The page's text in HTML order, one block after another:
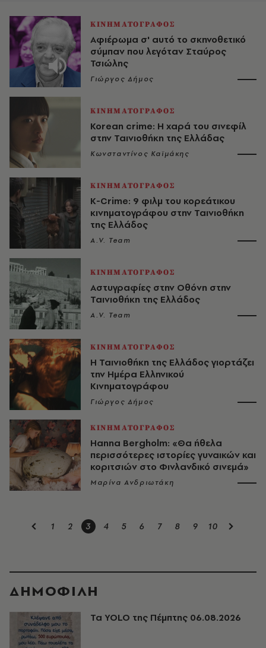
ΚΙΝΗΜΑΤΟΓΡΑΦΟΣ
Αφιέρωμα σ' αυτό το σκηνοθετικό
σύμπαν που λεγόταν Σταύρος
Τσιώλης
Γιώργος Δήμος
ΚΙΝΗΜΑΤΟΓΡΑΦΟΣ
Korean crime: H χαρά του σινεφίλ
στην Ταινιοθήκη της Ελλάδας
Κωνσταντίνος Καϊμάκης
ΚΙΝΗΜΑΤΟΓΡΑΦΟΣ
K-Crime: 9 φιλμ του κορεάτικου
κινηματογράφου στην Ταινιοθήκη
της Ελλάδος
A.V. Team
ΚΙΝΗΜΑΤΟΓΡΑΦΟΣ
Αστυγραφίες στην Οθόνη στην
Ταινιοθήκη της Ελλάδος
A.V. Team
ΚΙΝΗΜΑΤΟΓΡΑΦΟΣ
Η Ταινιοθήκη της Ελλάδος γιορτάζει
την Ημέρα Ελληνικού
Κινηματογράφου
Γιώργος Δήμος
ΚΙΝΗΜΑΤΟΓΡΑΦΟΣ
Hanna Bergholm: «Θα ήθελα
περισσότερες ιστορίες γυναικών και
κοριτσιών στο Φινλανδικό σινεμά»
Μαρίνα Ανδριωτάκη
1 2 3 4 5 6 7 8 9 10
ΔΗΜΟΦΙΛΗ
Τα YOLO της Πέμπτης 06.08.2026